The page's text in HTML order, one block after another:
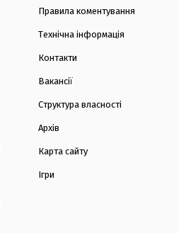
Правила коментування
Технічна інформація
Контакти
Вакансії
Структура власності
Архів
Карта сайту
Ігри